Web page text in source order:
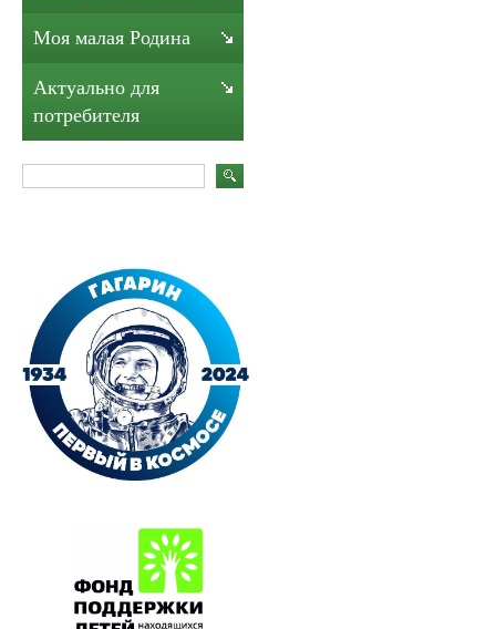
Моя малая Родина
Актуально для
потребителя